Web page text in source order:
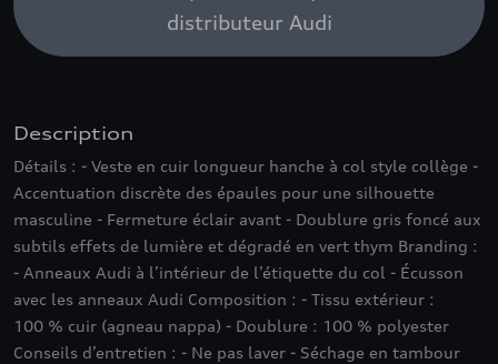
distributeur Audi
Description
Détails : - Veste en cuir longueur hanche à col style collège -
Accentuation discrète des épaules pour une silhouette
masculine - Fermeture éclair avant - Doublure gris foncé aux
subtils effets de lumière et dégradé en vert thym Branding :
- Anneaux Audi à l’intérieur de l’étiquette du col - Écusson
avec les anneaux Audi Composition : - Tissu extérieur :
100 % cuir (agneau nappa) - Doublure : 100 % polyester
Conseils d’entretien : - Ne pas laver - Séchage en tambour